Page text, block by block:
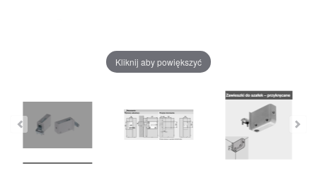
Kliknij aby powiększyć